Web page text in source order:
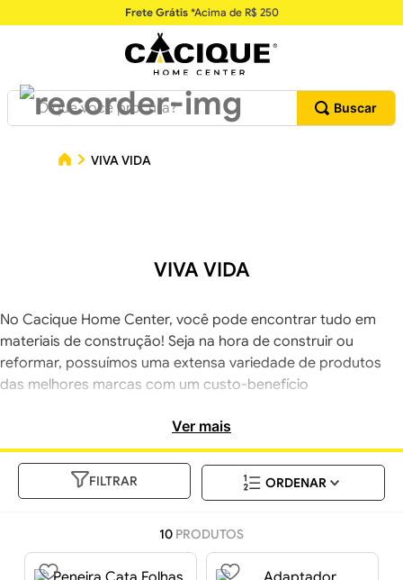
Frete Grátis*Acima de R$ 250
O que você procura?
VIVA VIDA
VIVA VIDA
No Cacique Home Center, você pode encontrar tudo em
materiais de construção! Seja na hora de construir ou
reformar, possuímos uma extensa variedade de produtos
das melhores marcas com um custo-benefício
Ver mais
FILTRAR
10 PRODUTOS